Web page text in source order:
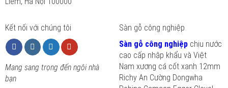
Kết nối với chúng tôi
Mang sang trọng đến ngôi nhà
bạn
Sàn gỗ công nghiệp
Sàn gỗ công nghiệpchịu nước
cao cấp nhập khẩu và Việt
Nam xương cá cốt xanh 12mm
Richy An Cường Dongwha